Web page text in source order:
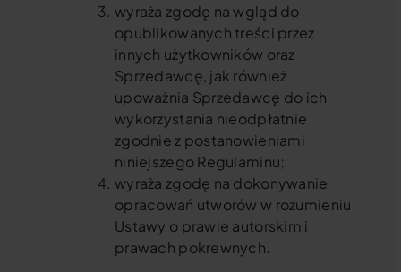
wyraża zgodę na wgląd do
opublikowanych treści przez
innych użytkowników oraz
Sprzedawcę, jak również
upoważnia Sprzedawcę do ich
wykorzystania nieodpłatnie
zgodnie z postanowieniami
niniejszego Regulaminu;
wyraża zgodę na dokonywanie
opracowań utworów w rozumieniu
Ustawy o prawie autorskim i
prawach pokrewnych.